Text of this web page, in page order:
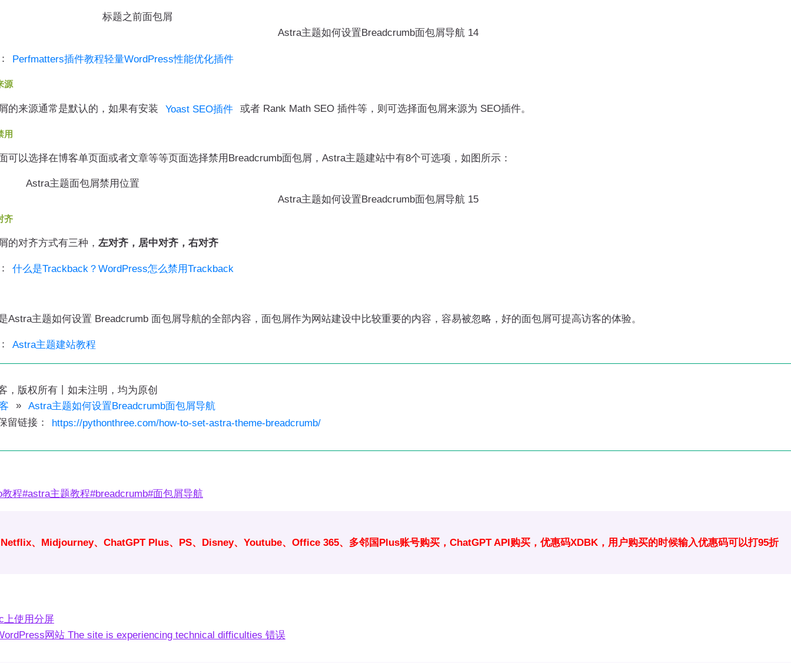
Astra主题如何设置Breadcrumb面包屑导航 14
Perfmatters插件教程轻量WordPress性能优化插件
源
源通常是默认的，如果有安装 Yoast SEO插件 或者 Rank Math SEO 插件等，则可选择面包屑来源为 SEO插件。
用
选择在博客单页面或者文章等等页面选择禁用Breadcrumb面包屑，Astra主题建站中有8个可选项，如图所示：
Astra主题如何设置Breadcrumb面包屑导航 15
齐
对齐方式有三种， 左对齐，居中对齐，右对齐
什么是Trackback？WordPress怎么禁用Trackback
主题如何设置 Breadcrumb 面包屑导航的全部内容，面包屑作为网站建设中比较重要的内容，容易被忽略，好的面包屑可提高访客的体验。
Astra主题建站教程
，版权所有丨如未注明，均为原创
»
Astra主题如何设置Breadcrumb面包屑导航
留链接：
https://pythonthree.com/how-to-set-astra-theme-breadcrumb/
程#astra主题教程#breadcrumb#面包屑导航
、Midjourney、ChatGPT Plus、PS、Disney、Youtube、Office 365、多邻国Plus账号购买，ChatGPT API购买，优惠码XDBK，用户购买的时候输入优惠码可以打95折
上使用分屏
网站 The site is experiencing technical difficulties 错误